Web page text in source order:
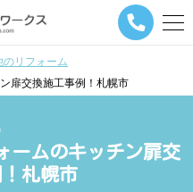
メ
ナ
ー
シ
のリフォーム
扉交換施工事例！札幌市
ームのキッチン扉交
札幌市